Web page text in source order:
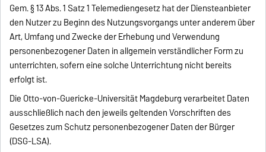
Gem. § 13 Abs. 1 Satz 1 Telemediengesetz hat der Diensteanbieter
den Nutzer zu Beginn des Nutzungsvorgangs unter anderem über
Art, Umfang und Zwecke der Erhebung und Verwendung
personenbezogener Daten in allgemein verständlicher Form zu
unterrichten, sofern eine solche Unterrichtung nicht bereits
erfolgt ist.
Die Otto-von-Guericke-Universität Magdeburg verarbeitet Daten
ausschließlich nach den jeweils geltenden Vorschriften des
Gesetzes zum Schutz personenbezogener Daten der Bürger
(DSG-LSA).